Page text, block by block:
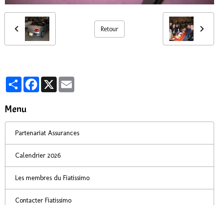
Retour
PartagerFacebook
X
Menu
Partenariat Assurances
Calendrier 2026
Les membres du Fiatissimo
Contacter Fiatissimo